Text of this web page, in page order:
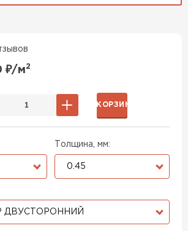
₽/м2
Толщина, мм:
0.45
ДВУСТОРОННИЙ
В КОРЗИНУ